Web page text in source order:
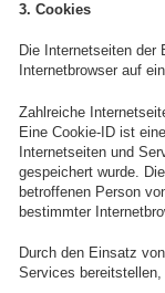
3. Cookies
Die Internetseiten der
Internetbrowser auf
Zahlreiche
Eine Cookie-ID ist
Internetseiten und
gespeichert wurde.
betroffenen Person
bestimmter
Durch den Einsatz
Services